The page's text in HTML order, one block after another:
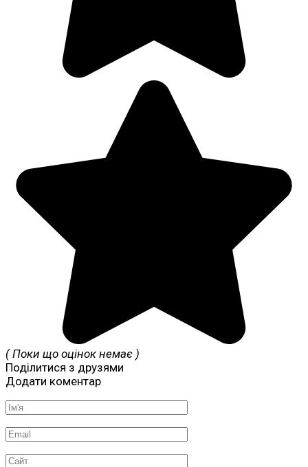
( Поки що оцінок немає )
Поділитися з друзями
Додати коментар
Ім'я
*
Email
*
Сайт